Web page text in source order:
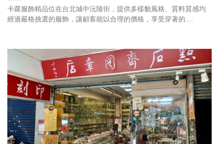
卡蘿服飾精品位在台北城中沅陵街，提供多樣貌風格、質料質感均
經過嚴格挑選的服飾，讓顧客能以合理的價格，享受穿著的....